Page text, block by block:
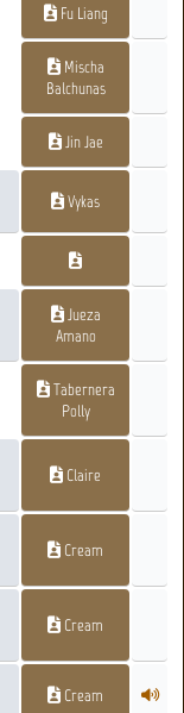
Fu Liang
Mischa
Balchunas
Jin Jae
Vykas
Jueza
Amano
Tabernera
Polly
Claire
Cream
Cream
Cream